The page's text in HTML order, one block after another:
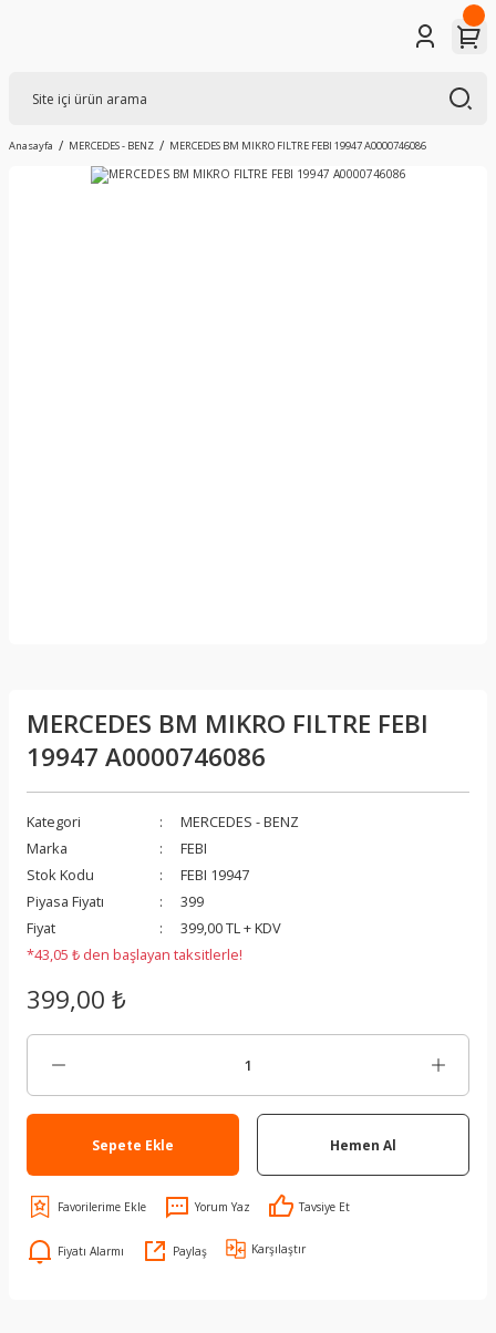
Anasayfa MERCEDES - BENZ MERCEDES BM MIKRO FILTRE FEBI 19947 A0000746086
MERCEDES BM MIKRO FILTRE FEBI
19947 A0000746086
Kategori
MERCEDES - BENZ
Marka
FEBI
Stok Kodu
FEBI 19947
Piyasa Fiyatı
399
Fiyat
399,00 TL + KDV
*43,05 ₺ den başlayan taksitlerle!
399,00 ₺
Sepete Ekle Hemen Al
Yorum Yaz Tavsiye Et
Fiyatı Alarmı Paylaş Karşılaştır